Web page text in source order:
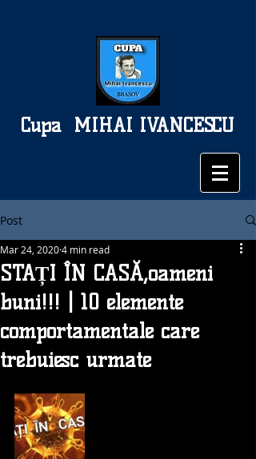
MIHAI IVANCESCU
Cupa
Post
STAȚI ÎN CASĂ,oameni
buni!!! | 10 elemente
comportamentale care
trebuiesc urmate
Mar 24, 20204 min read